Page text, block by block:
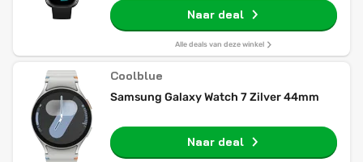
Naar deal
Alle deals van deze winkel
Coolblue
Samsung Galaxy Watch 7 Zilver 44mm
Naar deal